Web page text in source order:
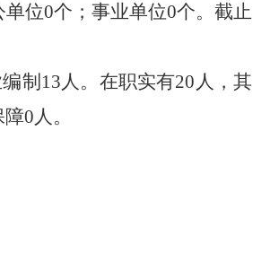
单位0个；事业单位0个。截止
制 13人。在职实有20 人，其
障0人。